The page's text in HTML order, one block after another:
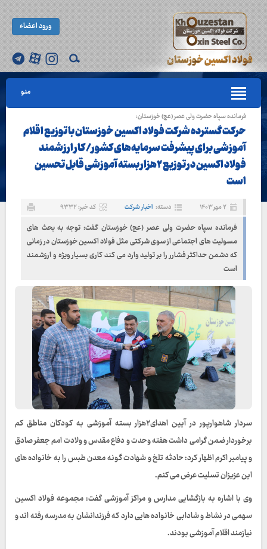
ورود اعضاء
منو
فرمانده سپاه حضرت ولی عصر (عج) خوزستان:
حرکت گسترده شرکت فولاد اکسین خوزستان با توزیع اقلام
آموزشی برای پیشرفت سرمایه‌های کشور/ کار ارزشمند
فولاد اکسین در توزیع ۲هزار بسته آموزشی قابل تحسین
است
۲ مهر ۱۴۰۳ دسته: اخبار شرکت کد خبر: ۹۳۳۲
فرمانده سپاه حضرت ولی عصر (عج) خوزستان گفت: توجه به بحث های
مسولیت های اجتماعی از سوی شرکتی مثل فولاد اکسین خوزستان در زمانی
که دشمن حداکثر فشارر را بر تولید وارد می کند کاری بسیار ویژه و ارزشمند
است
سردار شاهوارپور در آیین اهدای۲هزار بسته آموزشی به کودکان مناطق کم
برخوردار ضمن گرامی داشت هفته وحدت و دفاع مقدس و ولادت امم جعفر صادق
و پیامبر اکرم اظهار کرد: حادثه تلخ و شهادت گونه معدن طبس را به خانواده های
این عزیزان تسلیت عرض می کنم.
وی با اشاره به بازگشایی مدارس و مراکز آموزشی گفت: مجموعه فولاد اکسین
سهمی در نشاط و شادابی خانواده هایی دارد که فرزندانشان به مدرسه رفته اند و
نیازمند اقلام آموزشی بودند.